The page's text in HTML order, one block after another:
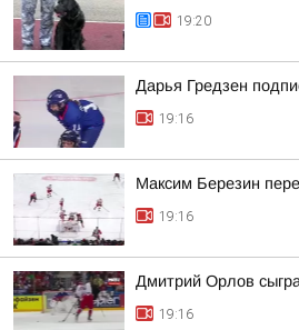
19:20
Дарья Гредзен
19:16
Максим Березин
19:16
Дмитрий Орлов
19:16